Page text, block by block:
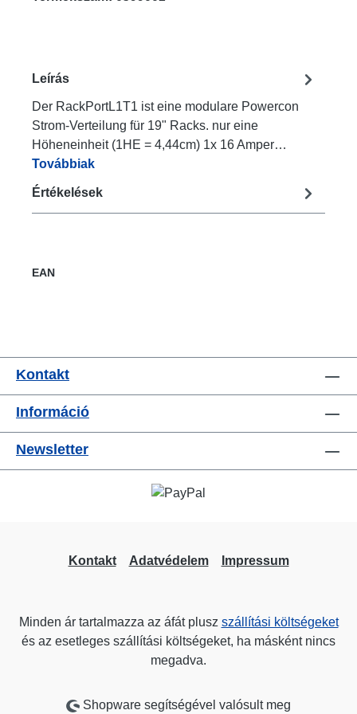
Leírás
Der RackPortL1T1 ist eine modulare Powercon
Strom-Verteilung für 19" Racks. nur eine
Höheneinheit (1HE = 4,44cm) 1x 16 Amper…
Továbbiak
Értékelések
EAN
Kontakt
Információ
Newsletter
Kontakt Adatvédelem Impressum
Minden ár tartalmazza az áfát plusz szállítási költségeket
és az esetleges szállítási költségeket, ha másként nincs
megadva.
Shopware segítségével valósult meg